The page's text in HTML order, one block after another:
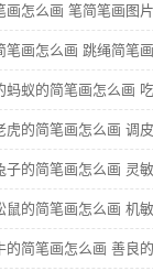
画怎么画 笔简笔画图片
笔画怎么画 跳绳简笔
蚂蚁的简笔画怎么画
虎的简笔画怎么画 调
子的简笔画怎么画 灵
鼠的简笔画怎么画 机
的简笔画怎么画 善良的